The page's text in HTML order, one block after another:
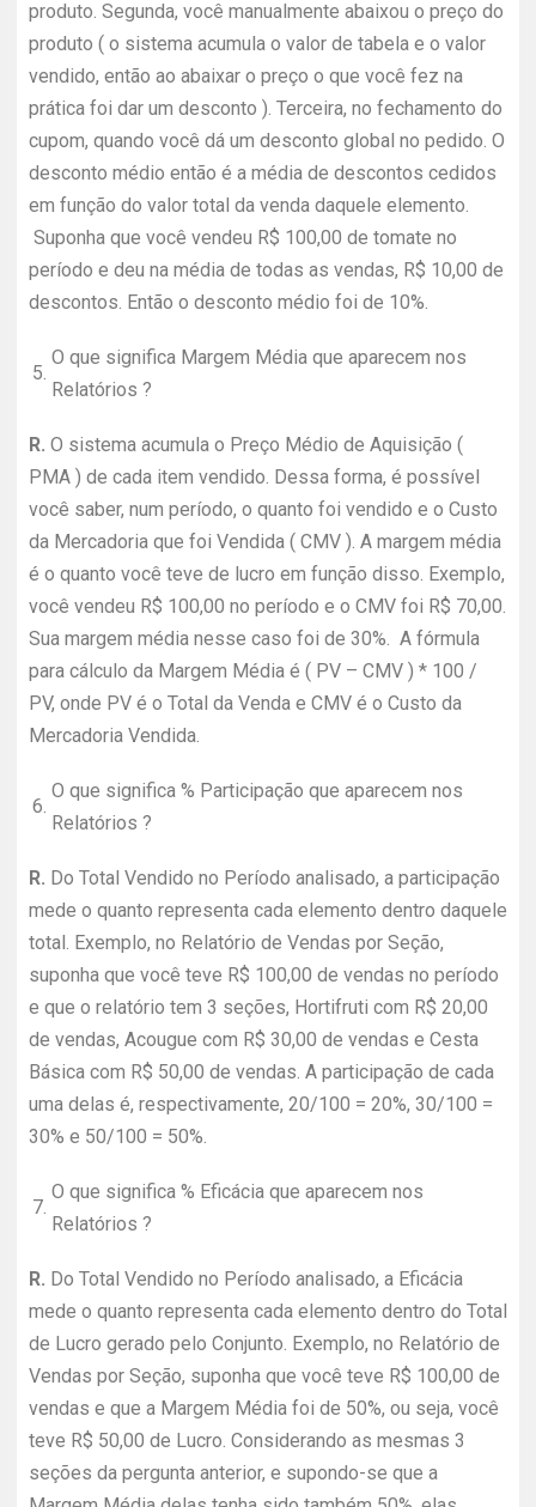
produto. Segunda, você manualmente abaixou o preço do
produto ( o sistema acumula o valor de tabela e o valor
vendido, então ao abaixar o preço o que você fez na
prática foi dar um desconto ). Terceira, no fechamento do
cupom, quando você dá um desconto global no pedido. O
desconto médio então é a média de descontos cedidos
em função do valor total da venda daquele elemento.
Suponha que você vendeu R$ 100,00 de tomate no
período e deu na média de todas as vendas, R$ 10,00 de
descontos. Então o desconto médio foi de 10%.
5.
O que significa Margem Média que aparecem nos
Relatórios ?
R. O sistema acumula o Preço Médio de Aquisição (
PMA ) de cada item vendido. Dessa forma, é possível
você saber, num período, o quanto foi vendido e o Custo
da Mercadoria que foi Vendida ( CMV ). A margem média
é o quanto você teve de lucro em função disso. Exemplo,
você vendeu R$ 100,00 no período e o CMV foi R$ 70,00.
Sua margem média nesse caso foi de 30%. A fórmula
para cálculo da Margem Média é ( PV – CMV ) * 100 /
PV, onde PV é o Total da Venda e CMV é o Custo da
Mercadoria Vendida.
6.
O que significa % Participação que aparecem nos
Relatórios ?
R. Do Total Vendido no Período analisado, a participação
mede o quanto representa cada elemento dentro daquele
total. Exemplo, no Relatório de Vendas por Seção,
suponha que você teve R$ 100,00 de vendas no período
e que o relatório tem 3 seções, Hortifruti com R$ 20,00
de vendas, Acougue com R$ 30,00 de vendas e Cesta
Básica com R$ 50,00 de vendas. A participação de cada
uma delas é, respectivamente, 20/100 = 20%, 30/100 =
30% e 50/100 = 50%.
7.
O que significa % Eficácia que aparecem nos
Relatórios ?
R. Do Total Vendido no Período analisado, a Eficácia
mede o quanto representa cada elemento dentro do Total
de Lucro gerado pelo Conjunto. Exemplo, no Relatório de
Vendas por Seção, suponha que você teve R$ 100,00 de
vendas e que a Margem Média foi de 50%, ou seja, você
teve R$ 50,00 de Lucro. Considerando as mesmas 3
seções da pergunta anterior, e supondo-se que a